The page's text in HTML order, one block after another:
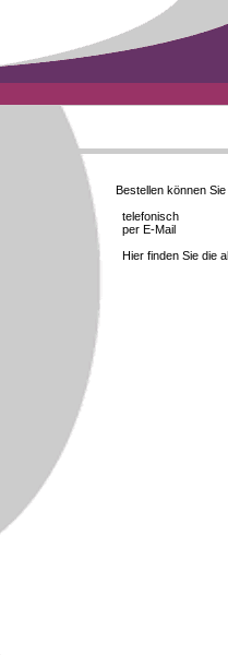
Bestellen können Sie
telefonisch
per E-Mail
Hier finden Sie die